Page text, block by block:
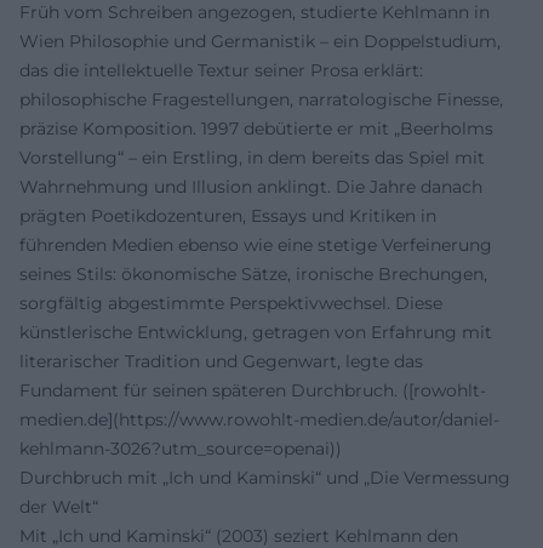
Früh vom Schreiben angezogen, studierte Kehlmann in
Wien Philosophie und Germanistik – ein Doppelstudium,
das die intellektuelle Textur seiner Prosa erklärt:
philosophische Fragestellungen, narratologische Finesse,
präzise Komposition. 1997 debütierte er mit „Beerholms
Vorstellung“ – ein Erstling, in dem bereits das Spiel mit
Wahrnehmung und Illusion anklingt. Die Jahre danach
prägten Poetikdozenturen, Essays und Kritiken in
führenden Medien ebenso wie eine stetige Verfeinerung
seines Stils: ökonomische Sätze, ironische Brechungen,
sorgfältig abgestimmte Perspektivwechsel. Diese
künstlerische Entwicklung, getragen von Erfahrung mit
literarischer Tradition und Gegenwart, legte das
Fundament für seinen späteren Durchbruch. ([rowohlt-
medien.de](https://www.rowohlt-medien.de/autor/daniel-
kehlmann-3026?utm_source=openai))
Durchbruch mit „Ich und Kaminski“ und „Die Vermessung
der Welt“
Mit „Ich und Kaminski“ (2003) seziert Kehlmann den